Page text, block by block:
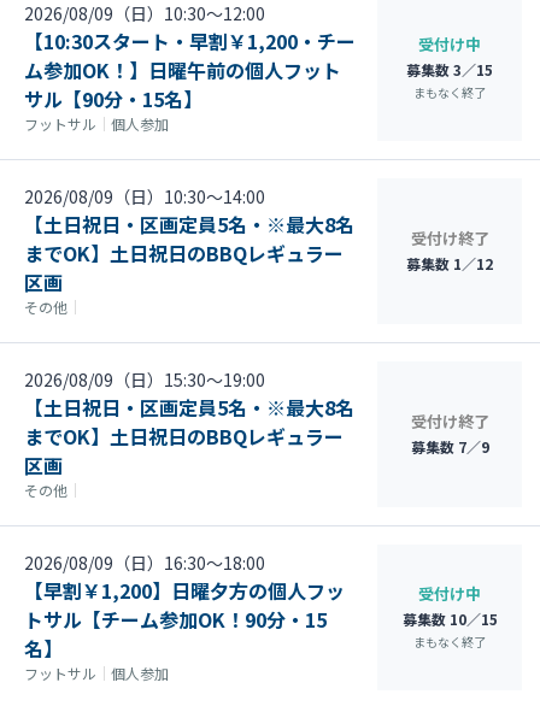
2026/08/09（日）10:30〜12:00
【10:30スタート・早割￥1,200・チー
ム参加OK！】日曜午前の個人フット
サル【90分・15名】
フットサル ｜ 個人参加
受付け中
募集数 3／15
まもなく終了
2026/08/09（日）10:30〜14:00
【土日祝日・区画定員5名・※最大8名
までOK】土日祝日のBBQレギュラー
区画
その他 ｜
受付け終了
募集数 1／12
2026/08/09（日）15:30〜19:00
【土日祝日・区画定員5名・※最大8名
までOK】土日祝日のBBQレギュラー
区画
その他 ｜
受付け終了
募集数 7／9
2026/08/09（日）16:30〜18:00
【早割￥1,200】日曜夕方の個人フッ
トサル【チーム参加OK！90分・15
名】
フットサル ｜ 個人参加
受付け中
募集数 10／15
まもなく終了